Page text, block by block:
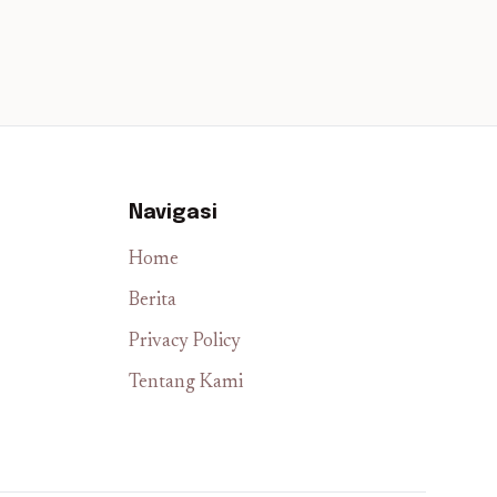
Navigasi
Home
Berita
Privacy Policy
Tentang Kami